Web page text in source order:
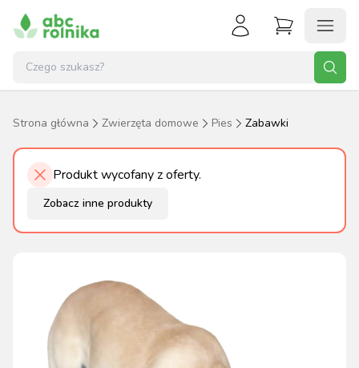
Strona główna Zwierzęta domowe Pies Zabawki
Produkt wycofany z oferty.
Zobacz inne produkty